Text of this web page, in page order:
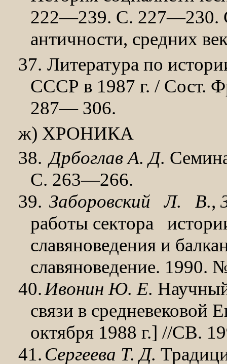
222—239. С. 227—230.
античности, средних
37. Литература по
СССР в 1987 г. / Сост.
287— 306.
ж) ХРОНИКА
38. Дрбоглав А. Д.
С. 263—266.
39. Заборовский Л. В.,
работы сектора
славяноведения и
славяноведение.
40.Ивонин Ю. Е.
связи в
октября 1988 г.] //СВ.
41. Сергеева Т. Д.